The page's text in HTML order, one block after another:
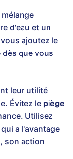
mélange
d'eau et un
ajoutez le
dès que vous
leur utilité
Évitez le piège
Utilisez
qui a l'avantage
son action